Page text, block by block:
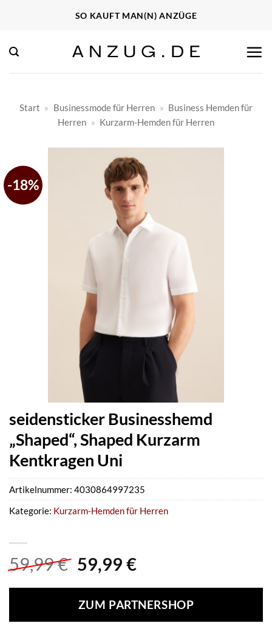
springen
SO KAUFT MAN(N) ANZÜGE
Start » Businessmode für Herren » Business Hemden für
Herren » Kurzarm-Hemden für Herren
-18%
seidensticker Businesshemd
„Shaped“, Shaped Kurzarm
Kentkragen Uni
59,99€ Ursprünglicher
war:
59,99 €
59,99 €Aktueller
ist:
59,99 €.
ZUM PARTNERSHOP
Artikelnummer: 4030864997235
Kategorie: Kurzarm-Hemden für Herren